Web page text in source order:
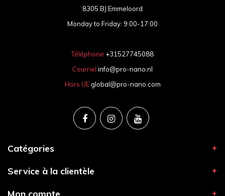
8305 BJ Emmeloord
Monday to Friday: 9:00-17:00
Téléphone +31527745088
Courriel info@pro-nano.nl
Hors UE global@pro-nano.com
Catégories
Service à la clientèle
Mon compte